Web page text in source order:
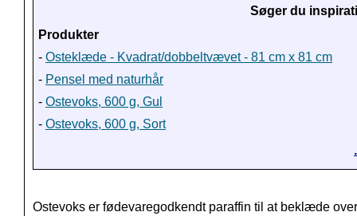
Søger du
Produkter
- Osteklæde - Kvadrat/dobbeltvævet - 81 cm x 81 cm
- Pensel med naturhår
- Ostevoks, 600 g, Gul
- Ostevoks, 600 g, Sort
Ostevoks er fødevaregodkendt paraffin til at beklæde